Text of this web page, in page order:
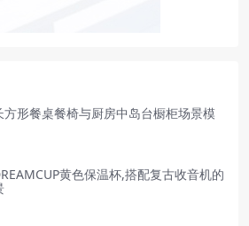
方形餐桌餐椅与厨房中岛台橱柜场景模
黄色保温杯,搭配复古收音机的